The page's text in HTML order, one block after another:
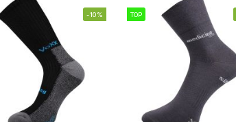
-10% TOP